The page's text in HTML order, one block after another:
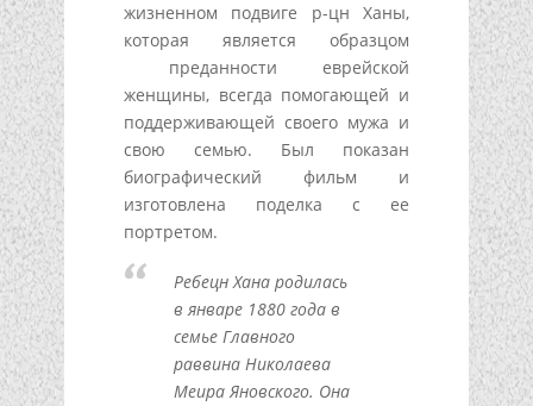
жизненном подвиге р-цн Ханы,
которая является образцом
преданности еврейской
женщины, всегда помогающей и
поддерживающей своего мужа и
свою семью. Был показан
биографический фильм и
изготовлена поделка с ее
портретом.
Ребецн Хана родилась
в январе 1880 года в
семье Главного
раввина Николаева
Меира Яновского. Она